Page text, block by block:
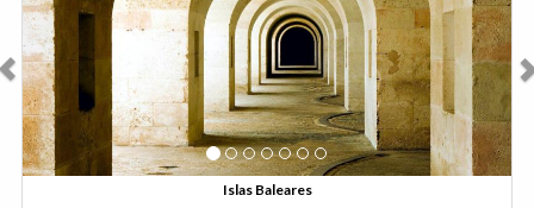
Jueves 25 de agosto de 2022
Planes en Las Palmas de Gran Canaria
durante el mes de septiembre
Las Palmas de Gran Canaria
Anterior